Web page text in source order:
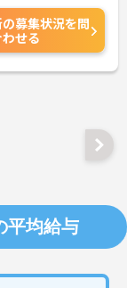
募集状況を問
わせる
平均給与